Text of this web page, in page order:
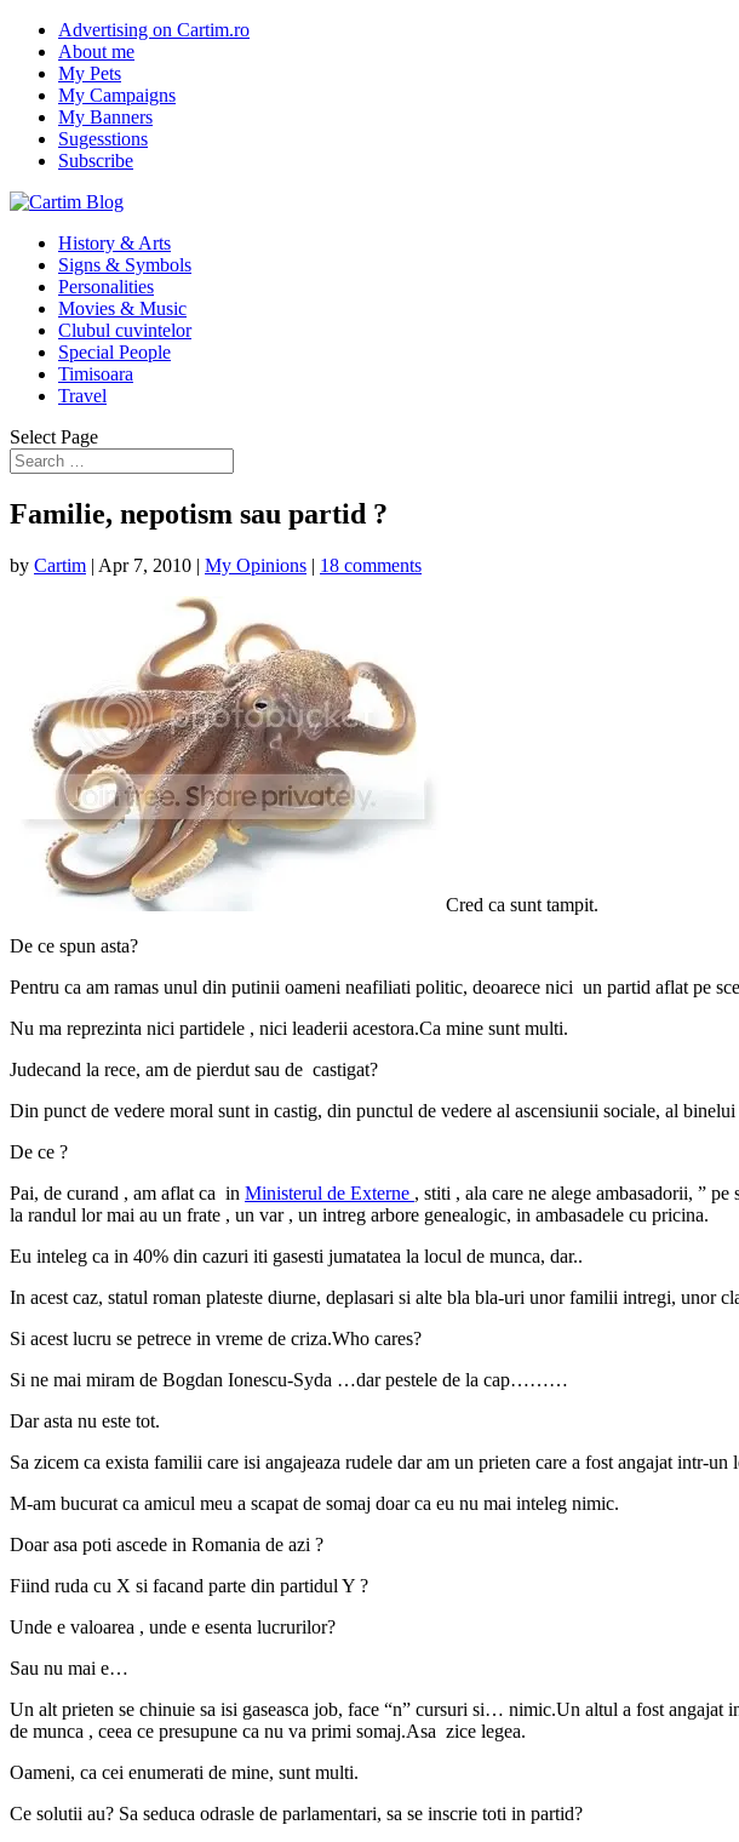
Advertising on Cartim.ro
About me
My Pets
My Campaigns
My Banners
Sugesstions
Subscribe
History & Arts
Signs & Symbols
Personalities
Movies & Music
Clubul cuvintelor
Special People
Timisoara
Travel
Select Page
Familie, nepotism sau partid ?
by Cartim | Apr 7, 2010 | My Opinions | 18 comments
Cred ca sunt tampit.
De ce spun asta?
Pentru ca am ramas unul din putinii oameni neafiliati politic, deoarece nici un partid aflat pe
Nu ma reprezinta nici partidele , nici leaderii acestora.Ca mine sunt multi.
Judecand la rece, am de pierdut sau de castigat?
Din punct de vedere moral sunt in castig, din punctul de vedere al ascensiunii sociale, al
De ce ?
Pai, de curand , am aflat ca in Ministerul de Externe , stiti , ala care ne alege ambasadorii, ”
la randul lor mai au un frate , un var , un intreg arbore genealogic, in ambasadele cu pricina.
Eu inteleg ca in 40% din cazuri iti gasesti jumatatea la locul de munca, dar..
In acest caz, statul roman plateste diurne, deplasari si alte bla bla-uri unor familii intregi, unor
Si acest lucru se petrece in vreme de criza.Who cares?
Si ne mai miram de Bogdan Ionescu-Syda …dar pestele de la cap………
Dar asta nu este tot.
Sa zicem ca exista familii care isi angajeaza rudele dar am un prieten care a fost angajat intr-
M-am bucurat ca amicul meu a scapat de somaj doar ca eu nu mai inteleg nimic.
Doar asa poti ascede in Romania de azi ?
Fiind ruda cu X si facand parte din partidul Y ?
Unde e valoarea , unde e esenta lucrurilor?
Sau nu mai e…
Un alt prieten se chinuie sa isi gaseasca job, face “n” cursuri si… nimic.Un altul a fost
de munca , ceea ce presupune ca nu va primi somaj.Asa zice legea.
Oameni, ca cei enumerati de mine, sunt multi.
Ce solutii au? Sa seduca odrasle de parlamentari, sa se inscrie toti in partid?